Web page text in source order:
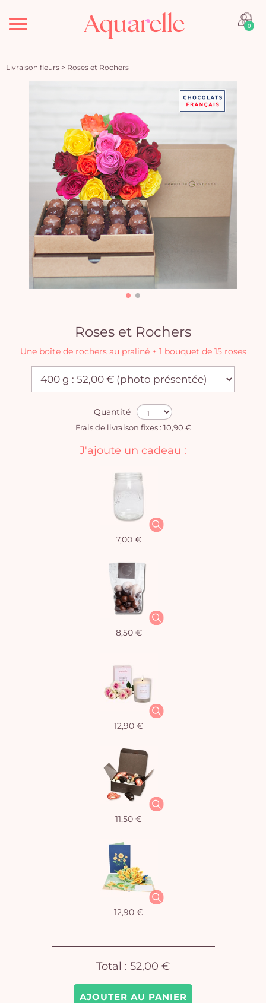
Menu 0
Livraison fleurs > Roses et Rochers
Roses et Rochers
Une boîte de rochers au praliné + 1 bouquet de 15 roses
Quantité
Frais de livraison fixes : 10,90 €
AJOUTER AU PANIER
J'ajoute un cadeau :
7,00 €
8,50 €
12,90 €
11,50 €
12,90 €
Total : 52,00 €